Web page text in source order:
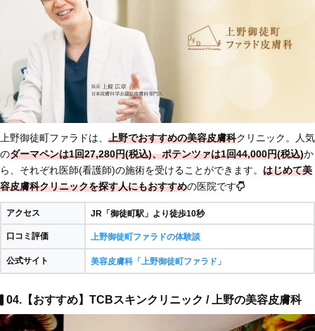
上野御徒町ファラドは、 上野でおすすめの美容皮膚科クリニック。人気
のダーマペンは1回27,280円(税込)、ポテンツァは1回44,000円(税込)か
ら、それぞれ医師(看護師)の施術を受けることができます。 はじめて美
容皮膚科クリニックを探す人にもおすすめの医院です
アクセス JR「御徒町駅」より徒歩10秒
口コミ評価 上野御徒町ファラドの体験談
公式サイト 美容皮膚科「上野御徒町ファラド」
04.【おすすめ】TCBスキンクリニック / 上野の美容皮膚科